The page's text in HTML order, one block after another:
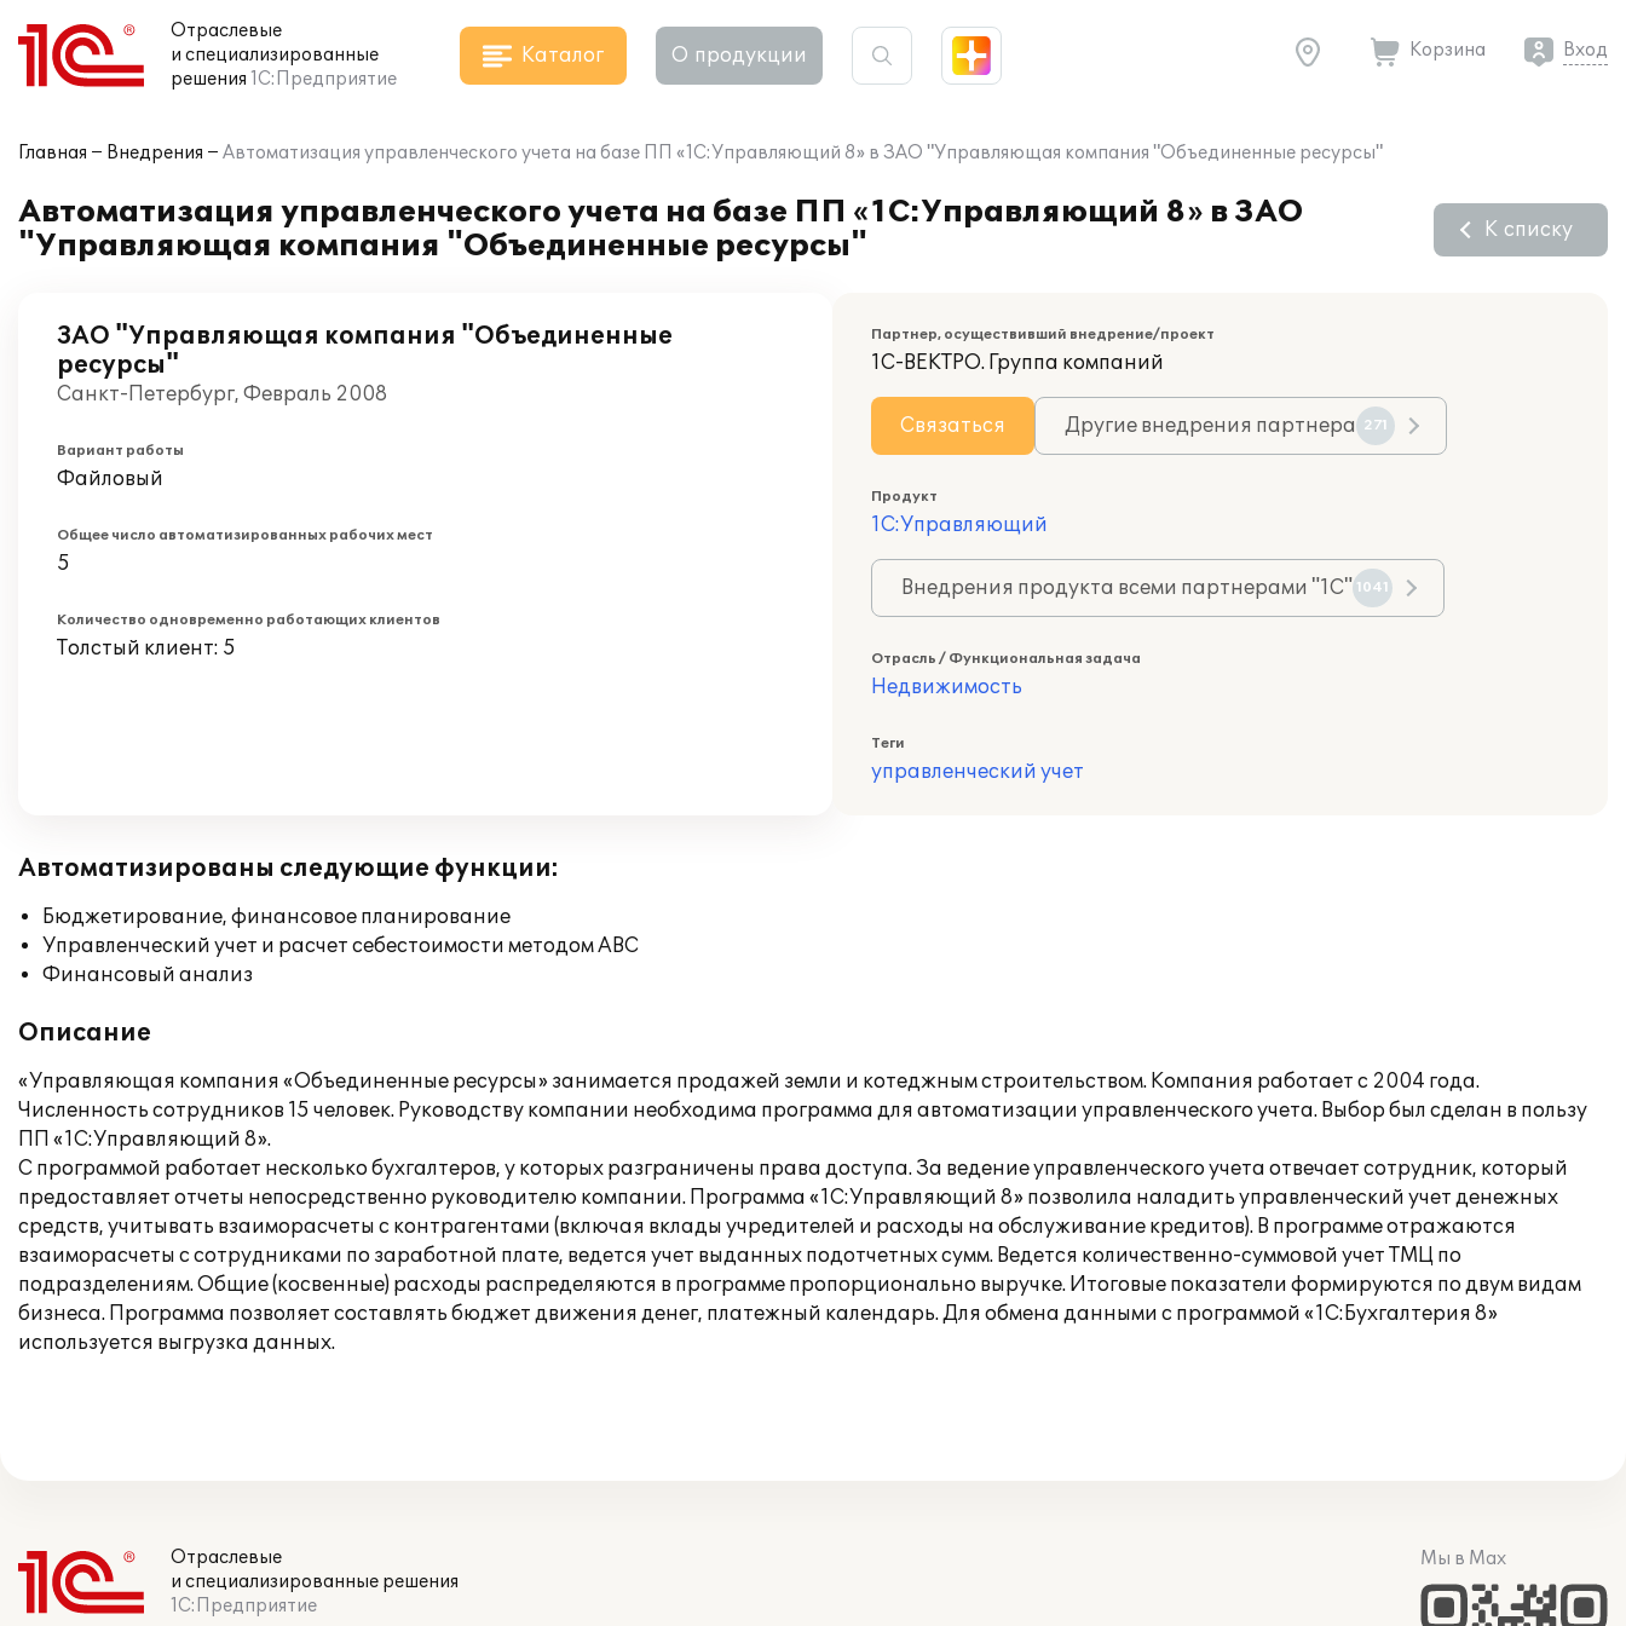
Отраслевые
и специализированные
решения 1С:Предприятие
Каталог О продукции Корзина Вход
Главная Внедрения Автоматизация управленческого учета на базе ПП «1С:Управляющий 8» в ЗАО "Управляющая компания "Объединенные ресурсы"
Автоматизация управленческого учета на базе ПП «1С:Управляющий 8» в ЗАО
"Управляющая компания "Объединенные ресурсы"
К списку
ЗАО "Управляющая компания "Объединенные
ресурсы"
Санкт-Петербург, Февраль 2008
Вариант работы
Файловый
Общее число автоматизированных рабочих мест
5
Количество одновременно работающих клиентов
Толстый клиент: 5
Партнер, осуществивший внедрение/проект
1С-ВЕКТРО. Группа компаний
Связаться Другие внедрения партнера 271
Продукт
1С:Управляющий
Внедрения продукта всеми партнерами "1С" 1041
Отрасль / Функциональная задача
Недвижимость
Теги
управленческий учет
Автоматизированы следующие функции:
Бюджетирование, финансовое планирование
Управленческий учет и расчет себестоимости методом ABC
Финансовый анализ
Описание
«Управляющая компания «Объединенные ресурсы» занимается продажей земли и котеджным строительством. Компания работает с 2004 года.
Численность сотрудников 15 человек. Руководству компании необходима программа для автоматизации управленческого учета. Выбор был сделан в пользу
ПП «1С:Управляющий 8».
С программой работает несколько бухгалтеров, у которых разграничены права доступа. За ведение управленческого учета отвечает сотрудник, который
предоставляет отчеты непосредственно руководителю компании. Программа «1С:Управляющий 8» позволила наладить управленческий учет денежных
средств, учитывать взаиморасчеты с контрагентами (включая вклады учредителей и расходы на обслуживание кредитов). В программе отражаются
взаиморасчеты с сотрудниками по заработной плате, ведется учет выданных подотчетных сумм. Ведется количественно-суммовой учет ТМЦ по
подразделениям. Общие (косвенные) расходы распределяются в программе пропорционально выручке. Итоговые показатели формируются по двум видам
бизнеса. Программа позволяет составлять бюджет движения денег, платежный календарь. Для обмена данными с программой «1С:Бухгалтерия 8»
используется выгрузка данных.
Отраслевые
и специализированные решения
1С:Предприятие
Мы в Max